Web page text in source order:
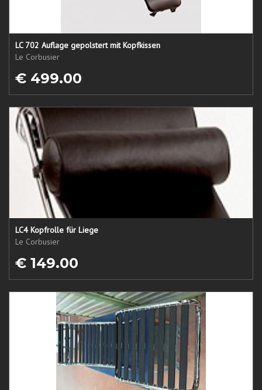
LC 702 Auflage gepolstert mit Kopfkissen
Le Corbusier
€ 499.00
LC4 Kopfrolle für Liege
Le Corbusier
€ 149.00